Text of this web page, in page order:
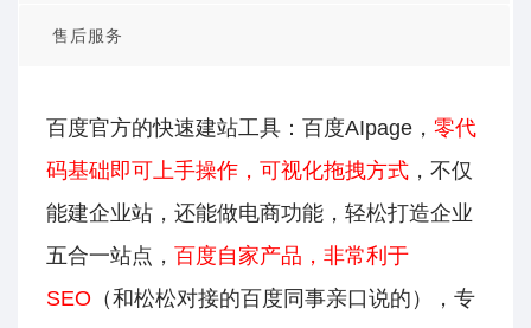
售后服务
百度官方的快速建站工具：百度AIpage， 零代
码基础即可上手操作，可视化拖拽方式 ，不仅
能建企业站，还能做电商功能，轻松打造企业
五合一站点， 百度自家产品，非常利于
SEO （和松松对接的百度同事亲口说的），专